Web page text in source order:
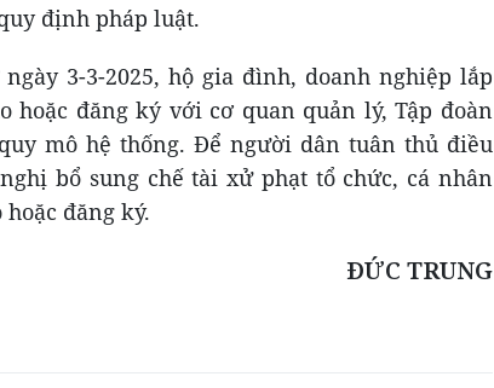
định pháp luật.
3-3-2025, hộ gia đình, doanh nghiệp lắp
hoặc đăng ký với cơ quan quản lý, Tập đoàn
mô hệ thống. Để người dân tuân thủ điều
bổ sung chế tài xử phạt tổ chức, cá nhân
đăng ký.
ĐỨC TRUNG